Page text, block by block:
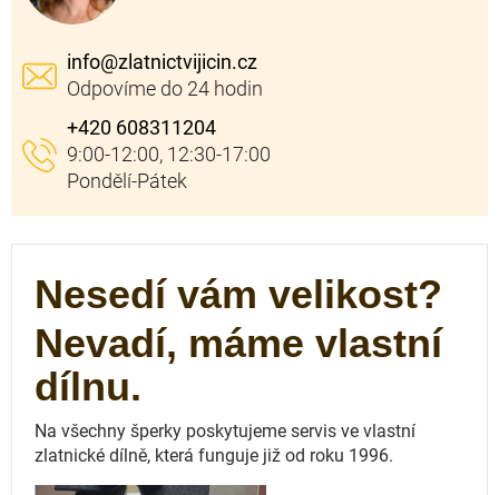
info@zlatnictvijicin.cz
+420 608311204
Nesedí vám velikost?
Nevadí, máme vlastní
dílnu.
Na všechny šperky poskytujeme servis ve vlastní
zlatnické dílně, která funguje již od roku 1996.